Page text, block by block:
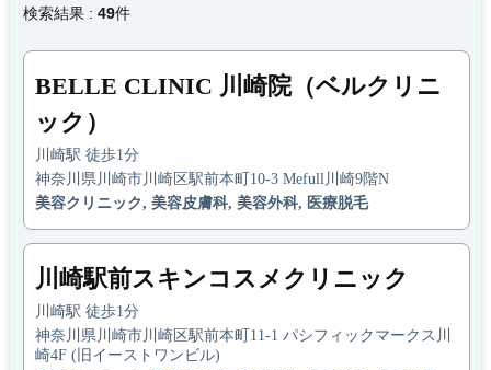
検索結果 : 49件
BELLE CLINIC 川崎院（ベルクリニ
ック）
川崎駅 徒歩1分
神奈川県川崎市川崎区駅前本町10-3 Mefull川崎9階N
美容クリニック, 美容皮膚科, 美容外科, 医療脱毛
川崎駅前スキンコスメクリニック
川崎駅 徒歩1分
神奈川県川崎市川崎区駅前本町11-1 パシフィックマークス川
崎4F (旧イーストワンビル)